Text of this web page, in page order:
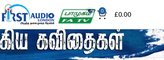
0 £0.00